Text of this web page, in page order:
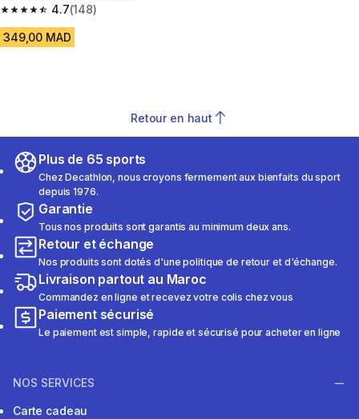
4.7
4.7 out of 5 stars from 148 reviews
(148)
349,00 MAD
Retour en haut
Plus de 65 sports
Chez Decathlon, nous croyons fermement aux bienfaits du sport
depuis 1976.
Garantie
Tous nos produits sont garantis au minimum deux ans.
Retour et échange
Nos produits sont dotés d'une politique de retour et d'échange.
Livraison partout au Maroc
Commandez en ligne et recevez votre colis chez vous
Paiement sécurisé
Le paiement est simple, rapide et sécurisé pour acheter en ligne
NOS SERVICES
Carte cadeau